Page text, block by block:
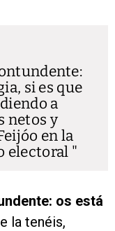
si es que
a
netos y
en la
electoral
os está
la tenéis,